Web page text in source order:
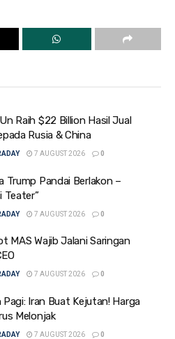
Raih $22 Billion Hasil Jual
Rusia & China
7 AUGUST 2026 0
Trump Pandai Berlakon –
Teater”
7 AUGUST 2026 0
MAS Wajib Jalani Saringan
7 AUGUST 2026 0
Pagi: Iran Buat Kejutan! Harga
Melonjak
7 AUGUST 2026 0